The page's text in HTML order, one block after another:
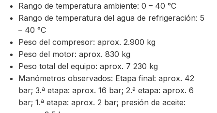
Rango de temperatura ambiente: 0 – 40 °C
Rango de temperatura del agua de refrigeración: 5
– 40 °C
Peso del compresor: aprox. 2.900 kg
Peso del motor: aprox. 830 kg
Peso total del equipo: aprox. 7 230 kg
Manómetros observados: Etapa final: aprox. 42
bar; 3.ª etapa: aprox. 16 bar; 2.ª etapa: aprox. 6
bar; 1.ª etapa: aprox. 2 bar; presión de aceite: